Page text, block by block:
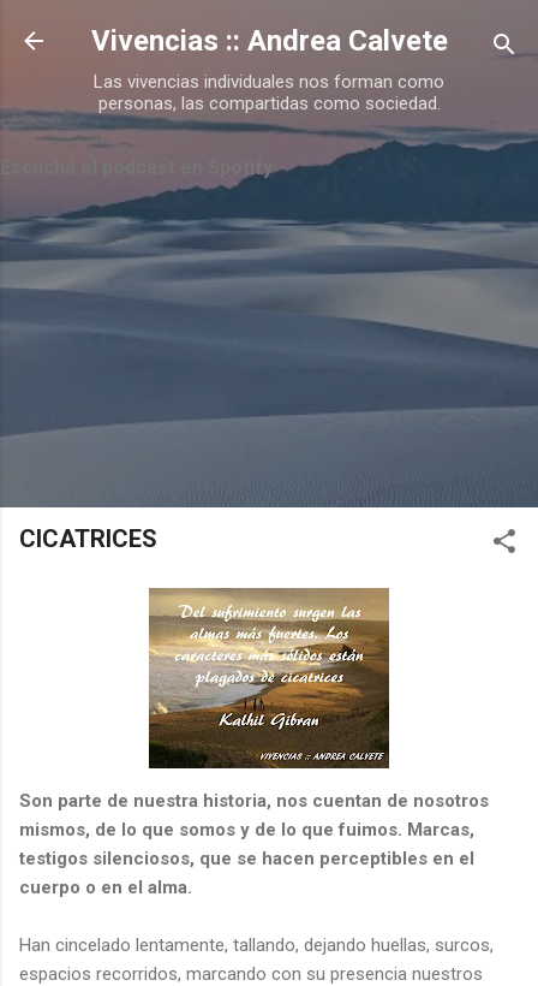
Ir al contenido principal
Vivencias :: Andrea Calvete
Las vivencias individuales nos forman como
personas, las compartidas como sociedad.
Escuchá el podcast en Spotify
CICATRICES
Son parte de nuestra historia, nos cuentan de nosotros
mismos, de lo que somos y de lo que fuimos. Marcas,
testigos silenciosos, que se hacen perceptibles en el
cuerpo o en el alma.
Han cincelado lentamente, tallando, dejando huellas, surcos,
espacios recorridos, marcando con su presencia nuestros